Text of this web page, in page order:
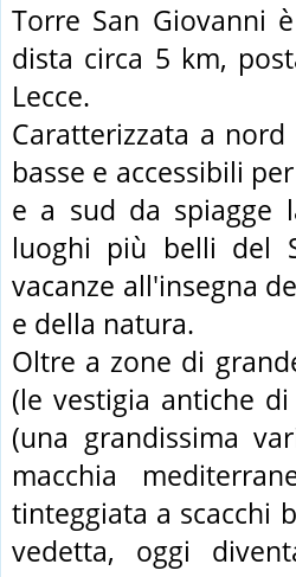
Torre San Giovanni
dista circa 5 km,
Lecce.
Caratterizzata a
basse e accessibili
e a sud da spiagge
luoghi più belli del
vacanze all'insegna
e della natura.
Oltre a zone di
(le vestigia antiche
(una grandissima
macchia
tinteggiata a scacchi
vedetta, oggi